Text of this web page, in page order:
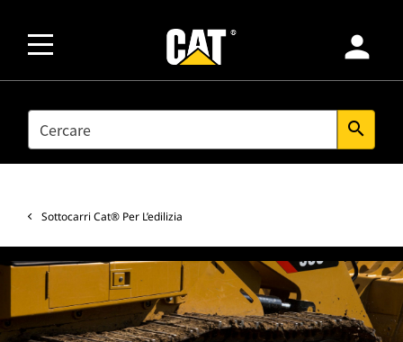
person
SEARCH search
Sottocarri Cat® Per L’edilizia